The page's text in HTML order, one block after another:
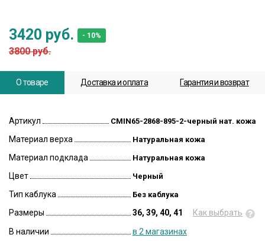
3420 руб. - 10%
3800 руб.
О товаре Доставка и оплата Гарантия и возврат
Артикул CMIN65-2868-895-2-черный нат. кожа
Материал верха Натуральная кожа
Материал подклада Натуральная кожа
Цвет Черный
Тип каблука Без каблука
Размеры 36, 39, 40, 41
Как выбрать
В наличии
в 2 магазинах